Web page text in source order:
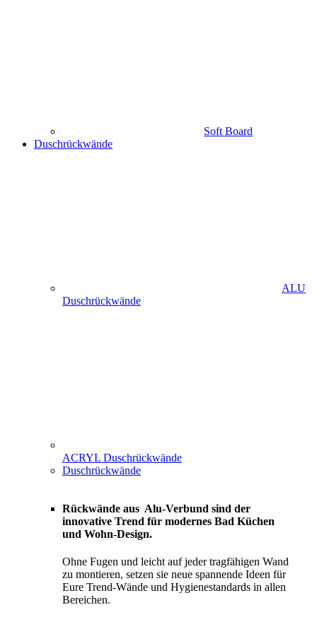
Soft Board
Duschrückwände
ALU
Duschrückwände
ACRYL Duschrückwände
Duschrückwände
Rückwände aus Alu-Verbund sind der
innovative Trend für modernes Bad Küchen
und Wohn-Design.
Ohne Fugen und leicht auf jeder tragfähigen Wand
zu montieren, setzen sie neue spannende Ideen für
Eure Trend-Wände und Hygienestandards in allen
Bereichen.